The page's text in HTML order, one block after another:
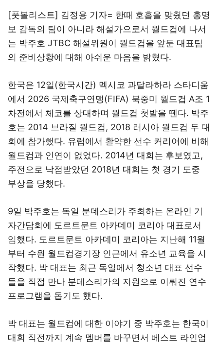
[풋볼리스트] 김정용 기자= 한때 호흡을 맞췄던 홍명
보 감독의 팀이 아니라 해설가으로서 월드컵에 나서
는 박주호 JTBC 해설위원이 월드컵을 앞둔 대표팀
의 준비상황에 대해 아쉬운 마음을 밝혔다.
한국은 12일(한국시간) 멕시코 과달라하라 스타디움
에서 2026 국제축구연맹(FIFA) 북중미 월드컵 A조 1
차전에서 체코를 상대하며 월드컵 첫발을 뗀다. 박주
호는 2014 브라질 월드컵, 2018 러시아 월드컵 두 대
회에 참가했다. 유럽에서 활약한 선수 커리어에 비해
월드컵과 인연이 없었다. 2014년 대회는 후보였고,
주전으로 낙점받았던 2018년 대회는 첫 경기 도중
부상을 당했다.
9일 박주호는 독일 분데스리가 주최하는 온라인 기
자간담회에 도르트문트 아카데미 코리아 대표로서
임했다. 도르트문트 아카데미 코리아는 지난해 11월
부터 수원 월드컵경기장 인근에서 유소년 교육을 시
작했다. 박 대표는 최근 독일에서 청소년 대표 선수
들을 직접 만나 분데스리가의 지원으로 이뤄진 연수
프로그램을 돕기도 했다.
박 대표는 월드컵에 대한 이야기 중 박주호는 한국이
대회 직전까지 계속 멤버를 바꾸면서 베스트 라인업